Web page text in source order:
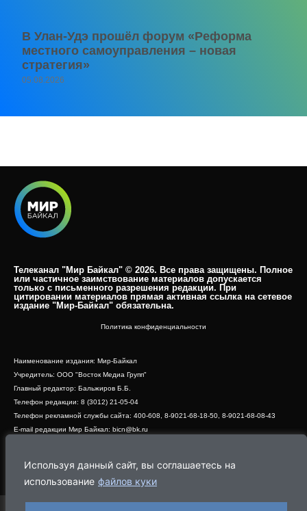
Используя данный сайт, вы соглашаетесь на
использование файлов куки
В Улан-Удэ прошёл форум «Реформа
местного самоуправления – новая
стратегия»
05.08.2026
Телеканал "Мир Байкал" © 2026. Все права защищены. Полное
или частичное заимствование материалов допускается
только с письменного разрешения редакции. При
цитировании материалов прямая активная ссылка на сетевое
издание "Мир-Байкал" обязательна.​
Политика конфиденциальности
Наименование издания: Мир-Байкал
Учредитель: ООО "Восток Медиа Групп"
Главный редактор: Бальжиров Б.Б.
Телефон редакции: 8 (3012) 21-05-04
Телефон рекламной службы сайта: 400-608, 8-9021-68-18-50, 8-9021-68-08-43
E-mail редакции Мир Байкал: bicn@bk.ru
Адрес редакции: 670000, г. Улан-Удэ, ул. Профсоюзная, дом 44, офис 1